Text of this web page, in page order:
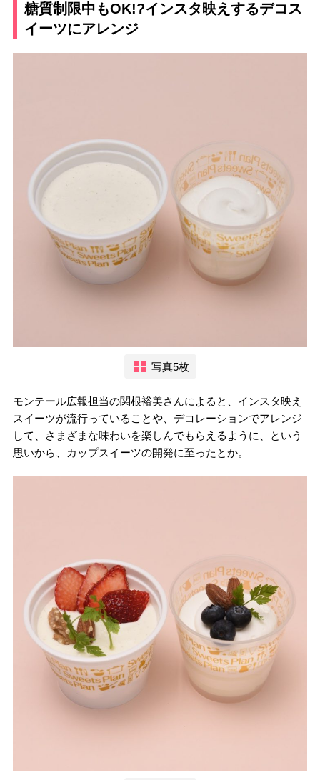
糖質制限中もOK!?インスタ映えするデコス
イーツにアレンジ
写真5枚
モンテール広報担当の関根裕美さんによると、インスタ映え
スイーツが流行っていることや、デコレーションでアレンジ
して、さまざまな味わいを楽しんでもらえるように、という
思いから、カップスイーツの開発に至ったとか。